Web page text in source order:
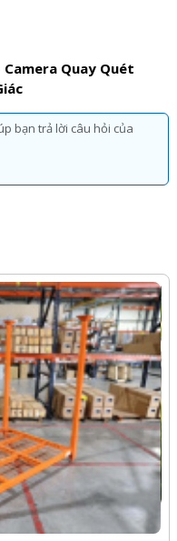
khi lựa chọn sử dụng
Camera Quay Quét